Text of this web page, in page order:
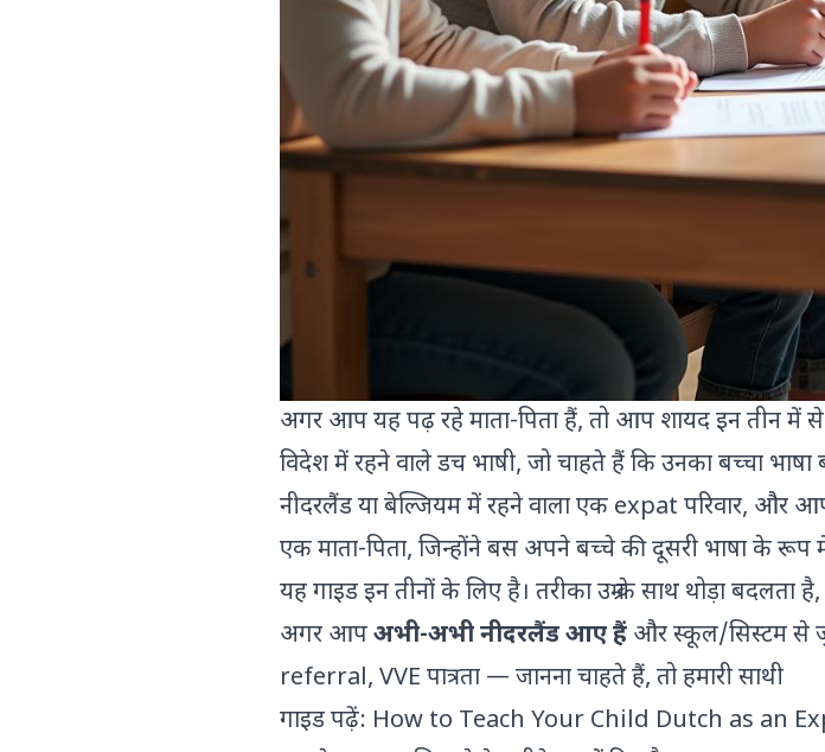
अगर आप यह पढ़ रहे माता-पिता हैं, तो आप शायद इन तीन में
विदेश में रहने वाले डच भाषी, जो चाहते हैं कि उनका बच्चा भाषा
नीदरलैंड या बेल्जियम में रहने वाला एक expat परिवार, और
एक माता-पिता, जिन्होंने बस अपने बच्चे की दूसरी भाषा के रूप
यह गाइड इन तीनों के लिए है। तरीका उम्र के साथ थोड़ा
अगर आपअभी-अभी नीदरलैंड आए हैं और स्कूल/सिस्टम से
referral, VVE पात्रता — जानना चाहते हैं, तो हमारी साथी
गाइड पढ़ें: How to Teach Your Child Dutch as an